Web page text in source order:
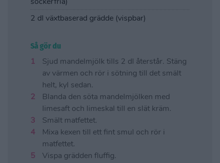
sockerfria)
2 dl växtbaserad grädde (vispbar)
Så gör du
Sjud mandelmjölk tills 2 dl återstår. Stäng
av värmen och rör i sötning till det smält
helt, kyl sedan.
Blanda den söta mandelmjölken med
limesaft och limeskal till en slät kräm.
Smält matfettet.
Mixa kexen till ett fint smul och rör i
matfettet.
Vispa grädden fluffig.